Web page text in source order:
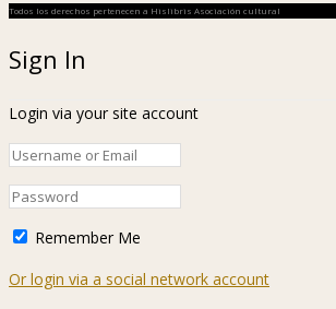
Todos los derechos pertenecen a Hislibris Asociación cultural
Sign In
Login via your site account
Remember Me
Or login via a social network account